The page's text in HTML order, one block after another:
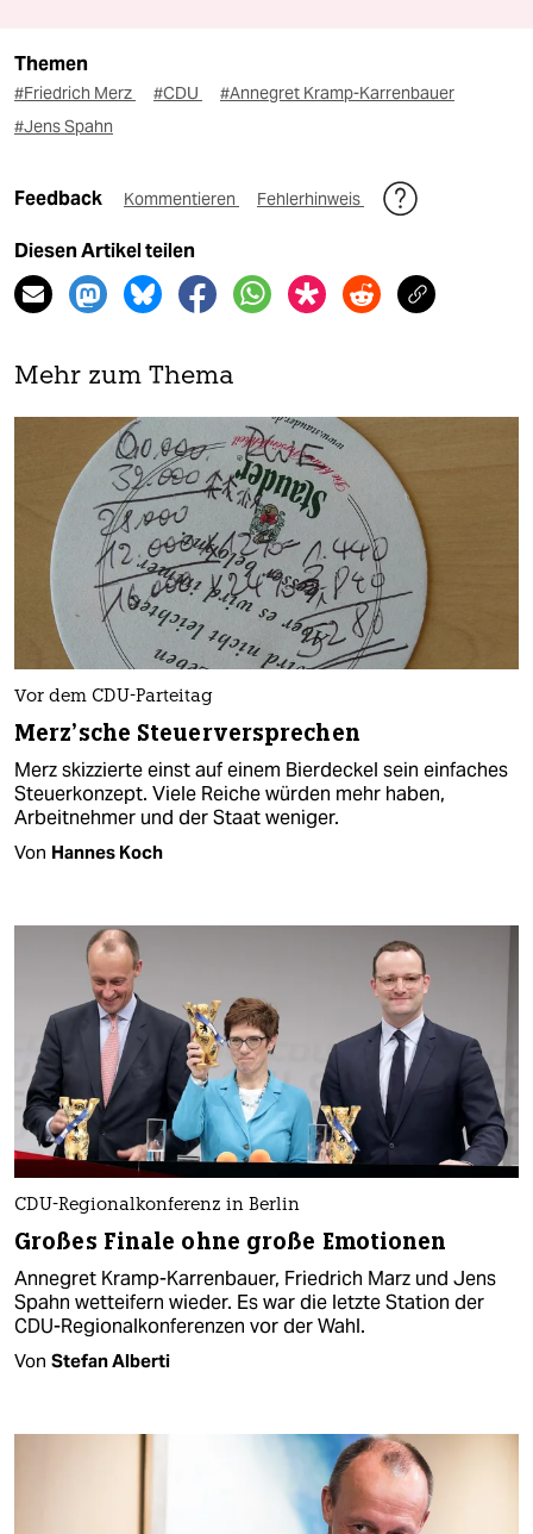
Themen
#Friedrich Merz #CDU
#Annegret Kramp-Karrenbauer
#Jens Spahn
Feedback Kommentieren Fehlerhinweis
Diesen Artikel teilen
Mehr zum Thema
Vor dem CDU-Parteitag
Merz’sche Steuerversprechen
Merz skizzierte einst auf einem Bierdeckel sein einfaches
Steuerkonzept. Viele Reiche würden mehr haben,
Arbeitnehmer und der Staat weniger.
Von Hannes Koch
CDU-Regionalkonferenz in Berlin
Großes Finale ohne große Emotionen
Annegret Kramp-Karrenbauer, Friedrich Marz und Jens
Spahn wetteifern wieder. Es war die letzte Station der
CDU-Regionalkonferenzen vor der Wahl.
Von Stefan Alberti